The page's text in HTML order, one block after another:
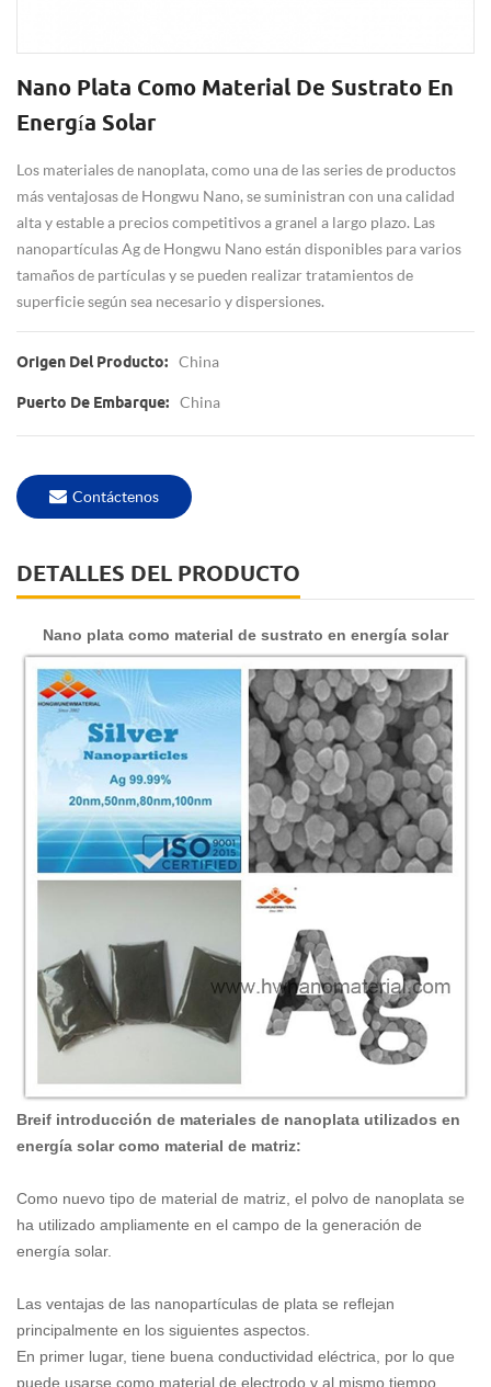
Nano Plata Como Material De Sustrato En
Energía Solar
Los materiales de nanoplata, como una de las series de productos
más ventajosas de Hongwu Nano, se suministran con una calidad
alta y estable a precios competitivos a granel a largo plazo. Las
nanopartículas Ag de Hongwu Nano están disponibles para varios
tamaños de partículas y se pueden realizar tratamientos de
superficie según sea necesario y dispersiones.
Origen Del Producto: China
Puerto De Embarque: China
Contáctenos
DETALLES DEL PRODUCTO
Nano plata como material de sustrato en energía solar
Breif introducción de materiales de nanoplata utilizados en
energía solar como material de matriz:
Como nuevo tipo de material de matriz, el polvo de nanoplata se
ha utilizado ampliamente en el campo de la generación de
energía solar.
Las ventajas de las nanopartículas de plata se reflejan
principalmente en los siguientes aspectos.
En primer lugar, tiene buena conductividad eléctrica, por lo que
puede usarse como material de electrodo y al mismo tiempo